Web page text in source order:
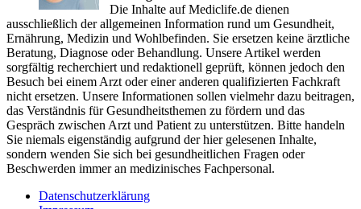
Die Inhalte auf Mediclife.de dienen
ausschließlich der allgemeinen Information rund um Gesundheit,
Ernährung, Medizin und Wohlbefinden. Sie ersetzen keine ärztliche
Beratung, Diagnose oder Behandlung. Unsere Artikel werden
sorgfältig recherchiert und redaktionell geprüft, können jedoch den
Besuch bei einem Arzt oder einer anderen qualifizierten Fachkraft
nicht ersetzen. Unsere Informationen sollen vielmehr dazu beitragen,
das Verständnis für Gesundheitsthemen zu fördern und das
Gespräch zwischen Arzt und Patient zu unterstützen. Bitte handeln
Sie niemals eigenständig aufgrund der hier gelesenen Inhalte,
sondern wenden Sie sich bei gesundheitlichen Fragen oder
Beschwerden immer an medizinisches Fachpersonal.
Datenschutzerklärung